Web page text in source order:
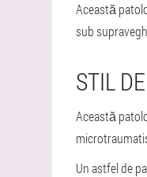
Această
sub
STIL
Această
Un astfel de